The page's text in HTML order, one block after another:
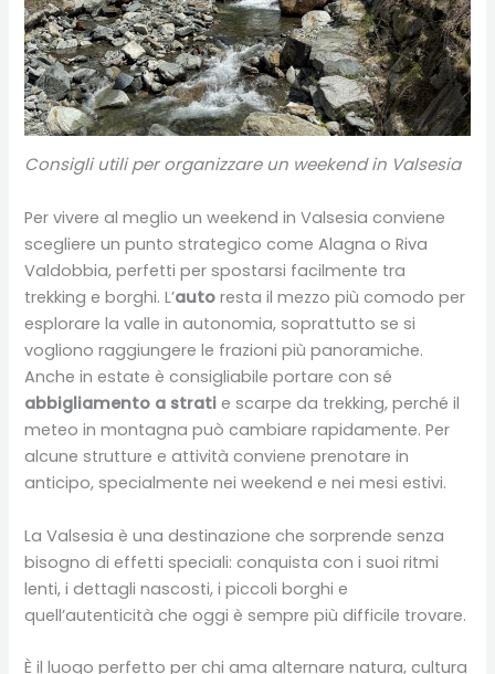
Consigli utili per organizzare un weekend in Valsesia
Per vivere al meglio un weekend in Valsesia conviene
scegliere un punto strategico come Alagna o Riva
Valdobbia, perfetti per spostarsi facilmente tra
trekking e borghi. L’auto resta il mezzo più comodo per
esplorare la valle in autonomia, soprattutto se si
vogliono raggiungere le frazioni più panoramiche.
Anche in estate è consigliabile portare con sé
abbigliamento a strati e scarpe da trekking, perché il
meteo in montagna può cambiare rapidamente. Per
alcune strutture e attività conviene prenotare in
anticipo, specialmente nei weekend e nei mesi estivi.
La Valsesia è una destinazione che sorprende senza
bisogno di effetti speciali: conquista con i suoi ritmi
lenti, i dettagli nascosti, i piccoli borghi e
quell’autenticità che oggi è sempre più difficile trovare.
È il luogo perfetto per chi ama alternare natura, cultura